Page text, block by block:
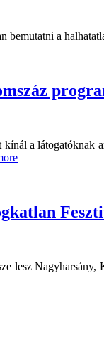
bemutatni a
a látogatóknak
lesz